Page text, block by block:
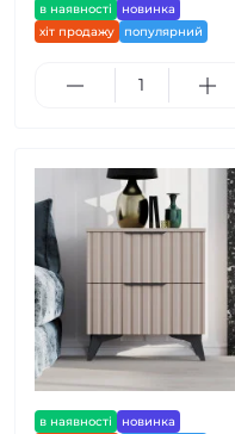
в наявності
новинка
хіт продажу
популярний
в наявності новинка